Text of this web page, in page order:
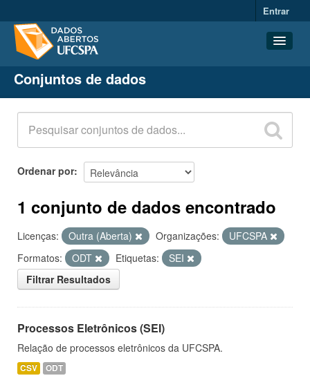
Entrar
Conjuntos de dados
Organizações
Grupos
Sobre
Conjuntos de dados
Ordenar por
1 conjunto de dados encontrado
Licenças: Outra (Aberta) Organizações:
UFCSPA
Formatos:
ODT Etiquetas:
SEI
Filtrar Resultados
Processos Eletrônicos (SEI)
Relação de processos eletrônicos da UFCSPA.
CSV ODT